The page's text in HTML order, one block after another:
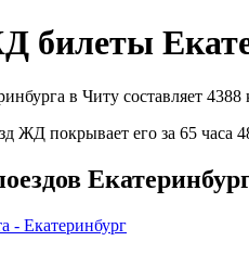
билеты
в Читу составляет 4388
ЖД покрывает его за 65 часа
- Екатеринбург